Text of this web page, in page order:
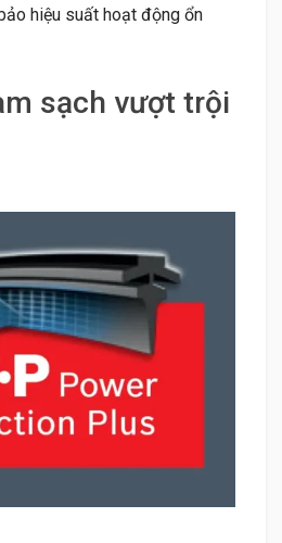
hiệu suất hoạt động ổn
sạch vượt trội